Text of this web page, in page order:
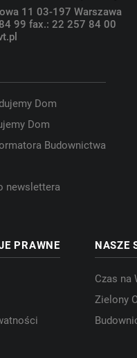
11 03-197 Warszawa
99 fax.: 22 257 84 00
Dom
Dom
Budownictwa
newslettera
PRAWNE NASZE
Czas na
Zielony